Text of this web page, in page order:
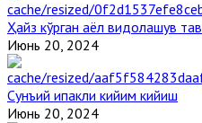
Ҳайз кўрган аёл видолашув
Июнь 20, 2024
Сунъий ипакли кийим кийиш
Июнь 20, 2024